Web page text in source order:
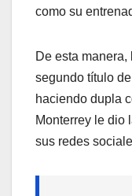
como su
De esta manera,
segundo título
haciendo dupla
Monterrey le dio
sus redes